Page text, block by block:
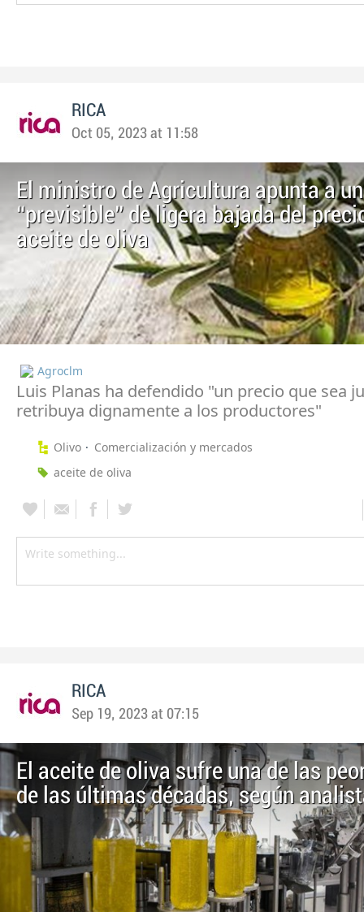
RICA
Oct 05, 2023 at 11:58
El ministro de Agricultura apunta a
“previsible” de ligera bajada del
aceite de oliva
Agroclm
Luis Planas ha defendido "un precio que sea
retribuya dignamente a los productores"
Olivo
Comercialización y mercados
aceite de oliva
RICA
Sep 19, 2023 at 07:15
El aceite de oliva sufre una de las
de las últimas décadas, según